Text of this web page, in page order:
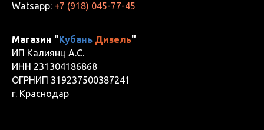
Watsapp: +7 (918) 045-77-45
Магазин "Кубань Дизель"
ИП Калиянц А.С.
ИНН 231304186868
ОГРНИП 319237500387241
г. Краснодар